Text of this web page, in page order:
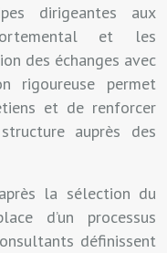
dirigeantes aux
et les
des échanges avec
rigoureuse permet
et de renforcer
auprès des
la sélection du
d’un processus
définissent